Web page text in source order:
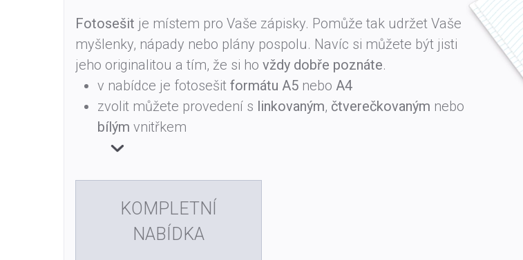
Fotosešit je místem pro Vaše zápisky. Pomůže tak udržet Vaše
myšlenky, nápady nebo plány pospolu. Navíc si můžete být jisti
jeho originalitou a tím, že si ho vždy dobře poznáte.
v nabídce je fotosešit formátu A5 nebo A4
zvolit můžete provedení s linkovaným, čtverečkovaným nebo
bílým vnitřkem
KOMPLETNÍ
NABÍDKA